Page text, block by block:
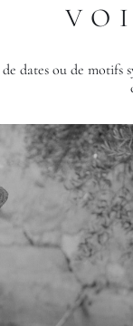
dates ou de motifs